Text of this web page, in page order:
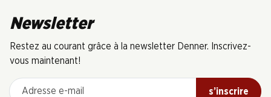
Newsletter
Restez au courant grâce à la newsletter Denner. Inscrivez-
vous maintenant!
Adresse e-mail
s’inscrire